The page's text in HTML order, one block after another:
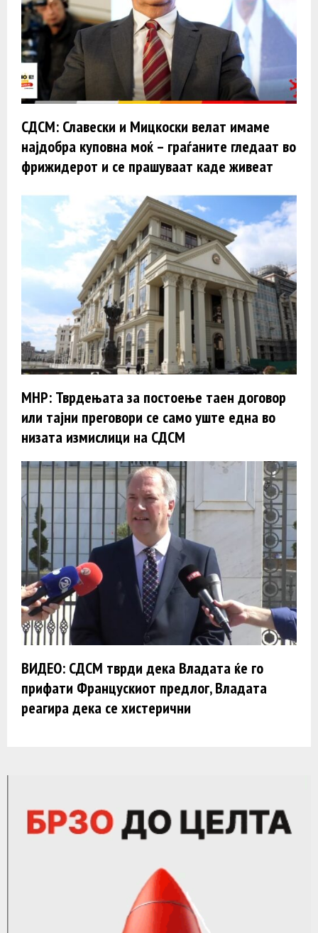
СДСМ: Славески и Мицкоски велат имаме
најдобра куповна моќ – граѓаните гледаат во
фрижидерот и се прашуваат каде живеат
МНР: Тврдењата за постоење таен договор
или тајни преговори се само уште една во
низата измислици на СДСМ
ВИДЕО: СДСМ тврди дека Владата ќе го
прифати Францускиот предлог, Владата
реагира дека се хистерични